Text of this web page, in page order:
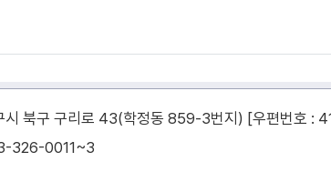
시 북구 구리로 43(학정동 859-3번지) [우편번호 :
326-0011~3